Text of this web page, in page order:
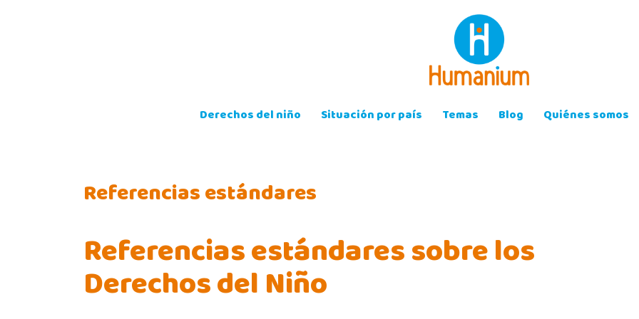
Derechos del niño Situación por país Temas Blog Quiénes somos
Referencias estándares
Referencias estándares sobre los
Derechos del Niño